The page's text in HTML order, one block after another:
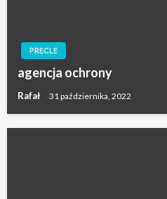
PRECLE
agencja ochrony
Rafał 31 października, 2022